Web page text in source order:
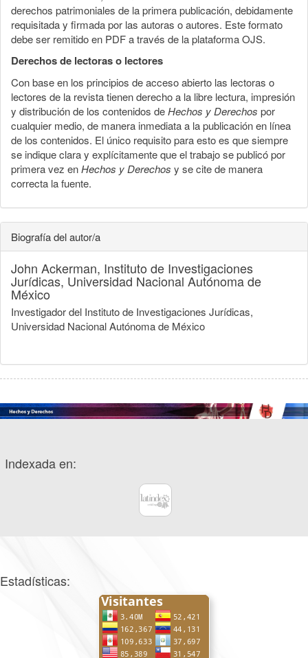
derechos patrimoniales de la primera publicación, debidamente
requisitada y firmada por las autoras o autores. Este formato
debe ser remitido en PDF a través de la plataforma OJS.
Derechos de lectoras o lectores
Con base en los principios de acceso abierto las lectoras o
lectores de la revista tienen derecho a la libre lectura, impresión
y distribución de los contenidos deHechos y Derechos por
cualquier medio, de manera inmediata a la publicación en línea
de los contenidos. El único requisito para esto es que siempre
se indique clara y explícitamente que el trabajo se publicó por
primera vez enHechos y Derechos y se cite de manera
correcta la fuente.
Biografía del autor/a
John Ackerman, Instituto de Investigaciones
Jurídicas, Universidad Nacional Autónoma de
México
Investigador del Instituto de Investigaciones Jurídicas,
Universidad Nacional Autónoma de México
Indexada en:
Estadísticas: